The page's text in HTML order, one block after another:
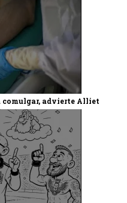
comulgar, advierte Alliet